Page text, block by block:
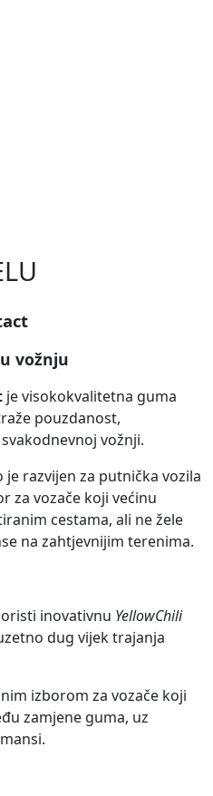
vožnju
je visokokvalitetna guma
pouzdanost,
vožnji.
razvijen za putnička vozila
za vozače koji većinu
cestama, ali ne žele
na zahtjevnijim terenima.
inovativnu YellowChili
dug vijek trajanja
izborom za vozače koji
zamjene guma, uz